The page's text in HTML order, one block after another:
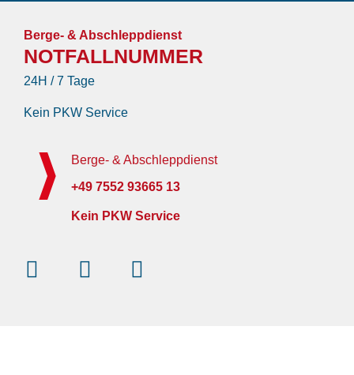
Berge- & Abschleppdienst
NOTFALLNUMMER
24H / 7 Tage
Kein PKW Service
Berge- & Abschleppdienst
+49 7552 93665 13
Kein PKW Service
InstagramFacebook-
f
Youtube